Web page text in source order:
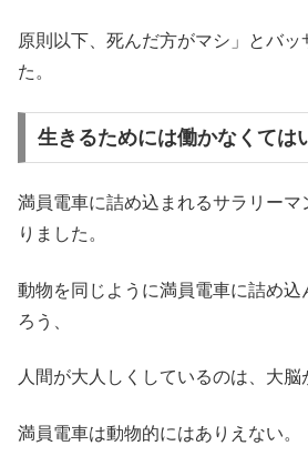
原則以下、死んだ方がマシ」とバッ
た。
生きるためには働かなくては
満員電車に詰め込まれるサラリーマ
りました。
動物を同じように満員電車に詰め
ろう、
人間が大人しくしているのは、大脳
満員電車は動物的にはありえない。